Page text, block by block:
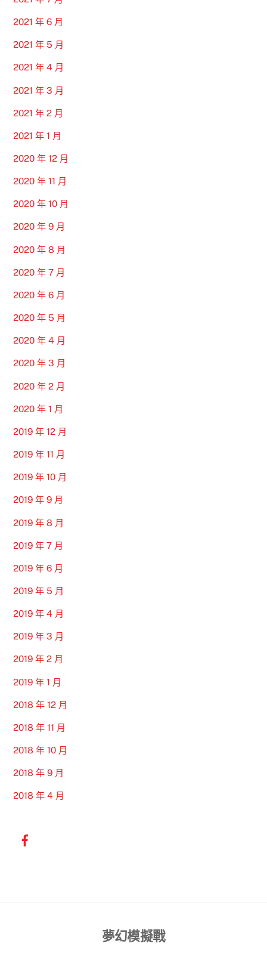
2021 年 6 月
2021 年 5 月
2021 年 4 月
2021 年 3 月
2021 年 2 月
2021 年 1 月
2020 年 12 月
2020 年 11 月
2020 年 10 月
2020 年 9 月
2020 年 8 月
2020 年 7 月
2020 年 6 月
2020 年 5 月
2020 年 4 月
2020 年 3 月
2020 年 2 月
2020 年 1 月
2019 年 12 月
2019 年 11 月
2019 年 10 月
2019 年 9 月
2019 年 8 月
2019 年 7 月
2019 年 6 月
2019 年 5 月
2019 年 4 月
2019 年 3 月
2019 年 2 月
2019 年 1 月
2018 年 12 月
2018 年 11 月
2018 年 10 月
2018 年 9 月
2018 年 4 月
Back
夢幻模擬戰